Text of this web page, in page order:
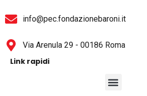
info@pec.fondazionebaroni.it
Via Arenula 29 - 00186 Roma
Link rapidi